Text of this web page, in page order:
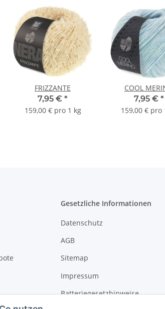
FRIZZANTE
7,95 € *
159,00 € pro 1 kg
COOL
7,95 € *
159,00 € pro
Gesetzliche Informationen
Datenschutz
AGB
Sitemap
Impressum
Batteriegesetzhinweise